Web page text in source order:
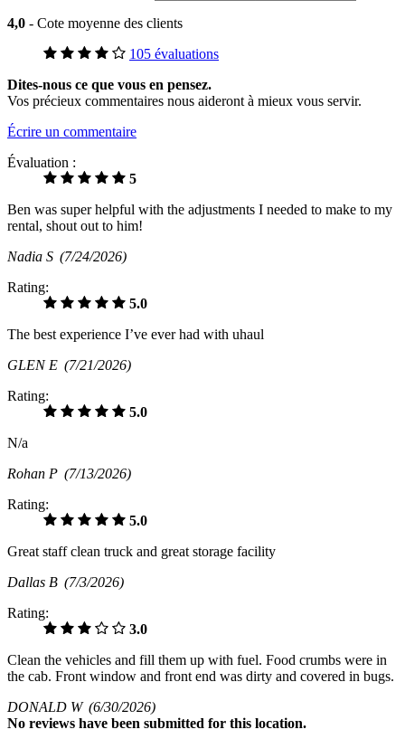
4,0 - Cote moyenne des clients
105 évaluations
Dites-nous ce que vous en pensez.
Vos précieux commentaires nous aideront à mieux vous servir.
Écrire un commentaire
Évaluation :
5
Ben was super helpful with the adjustments I needed to make to my
rental, shout out to him!
Nadia S (7/24/2026)
Rating:
5.0
The best experience I’ve ever had with uhaul
GLEN E (7/21/2026)
Rating:
5.0
N/a
Rohan P (7/13/2026)
Rating:
5.0
Great staff clean truck and great storage facility
Dallas B (7/3/2026)
Rating:
3.0
Clean the vehicles and fill them up with fuel. Food crumbs were in
the cab. Front window and front end was dirty and covered in bugs.
DONALD W (6/30/2026)
No reviews have been submitted for this location.